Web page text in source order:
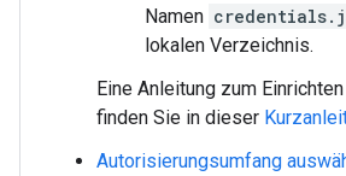
Namen
lokalen Verzeichnis.
Eine Anleitung zum
finden Sie in dieser
Autorisierungsumfang